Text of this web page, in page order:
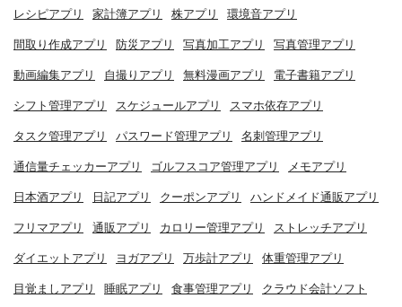
レシピアプリ 家計簿アプリ 株アプリ 環境音アプリ
間取り作成アプリ 防災アプリ 写真加工アプリ 写真管理アプリ
動画編集アプリ 自撮りアプリ 無料漫画アプリ 電子書籍アプリ
シフト管理アプリ スケジュールアプリ スマホ依存アプリ
タスク管理アプリ パスワード管理アプリ 名刺管理アプリ
通信量チェッカーアプリ ゴルフスコア管理アプリ メモアプリ
日本酒アプリ 日記アプリ クーポンアプリ ハンドメイド通販アプリ
フリマアプリ 通販アプリ カロリー管理アプリ ストレッチアプリ
ダイエットアプリ ヨガアプリ 万歩計アプリ 体重管理アプリ
目覚ましアプリ 睡眠アプリ 食事管理アプリ クラウド会計ソフト